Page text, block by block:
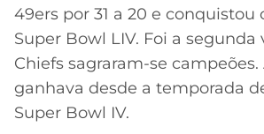
CÓDIGO
INDICAÇÃO
BET365
CORINTHIANS
SÃO
PAULO
COPA
DO
MERCADO
DA
BOLA
PALPITES
49ers por 31 a 20 e conquistou
Super Bowl LIV. Foi a segunda
Chiefs sagraram-se
ganhava desde a temporada
Super Bowl IV.